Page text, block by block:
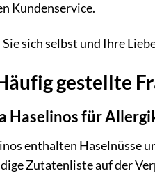
Kundenservice.
sich selbst und Ihre
gestellte
Haselinos für
enthalten Haselnüsse
Zutatenliste auf der